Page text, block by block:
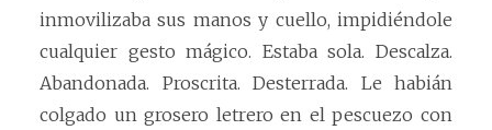
inmovilizaba sus manos y cuello, impidiéndole
cualquier gesto mágico. Estaba sola. Descalza.
Abandonada. Proscrita. Desterrada. Le habián
colgado un grosero letrero en el pescuezo con